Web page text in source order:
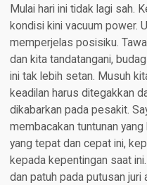
Mulai hari ini tidak lagi sah.
kondisi kini vacuum power.
memperjelas posisiku.
dan kita tandatangani, budag
ini tak lebih setan. Musuh
keadilan harus ditegakkan
dikabarkan pada pesakit.
membacakan tuntunan
yang tepat dan cepat ini,
kepada kepentingan saat
dan patuh pada putusan juri